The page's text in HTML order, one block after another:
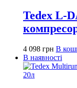
Tedex L-
4 098 грн В
В наявності